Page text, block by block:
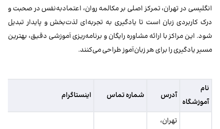
انگلیسی در تهران، تمرکز اصلی بر مکالمه روان، اعتماد‌به‌نفس در صحبت و
درک کاربردی زبان است تا یادگیری به تجربه‌ای لذت‌بخش و پایدار تبدیل
شود. این مراکز با ارائه مشاوره رایگان و برنامه‌ریزی آموزشی دقیق، بهترین
مسیر یادگیری را برای هر زبان‌آموز طراحی می‌کنند.
نام
آموزشگاه
آدرس شماره تماس اینستاگرام
تهران،